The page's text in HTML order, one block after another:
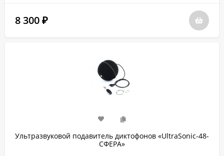
8 300 ₽
Ультразвуковой подавитель диктофонов «UltraSonic-48-
СФЕРА»